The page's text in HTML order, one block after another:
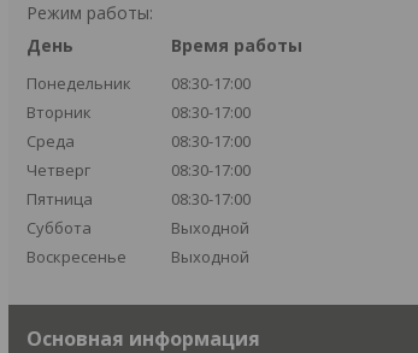
Режим работы:
День
Время работы
Понедельник
08:30-17:00
Вторник
08:30-17:00
Среда
08:30-17:00
Четверг
08:30-17:00
Пятница
08:30-17:00
Суббота
Выходной
Воскресенье
Выходной
Основная информация